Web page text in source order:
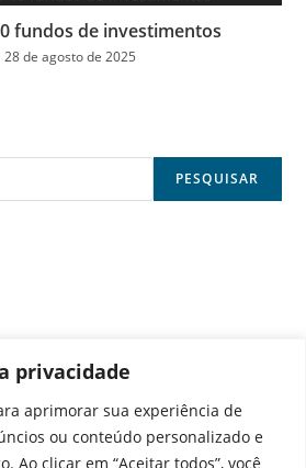
privacidade
aprimorar sua experiência de
ou conteúdo personalizado e
Ao clicar em “Aceitar todos”, você
fundos de investimentos
28 de agosto de 2025
PESQUISAR